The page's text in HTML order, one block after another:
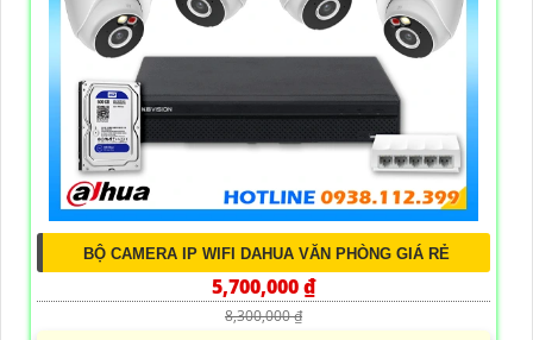
BỘ CAMERA IP WIFI DAHUA VĂN PHÒNG GIÁ RẺ
5,700,000 ₫
8,300,000 ₫